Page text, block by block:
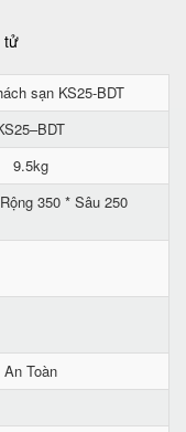
sạn KS25-BDT
9.5kg
350 * Sâu 250
An Toàn